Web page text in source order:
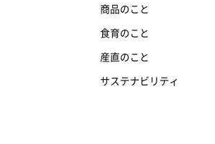
商品のこと
食育のこと
産直のこと
サステナビリティ